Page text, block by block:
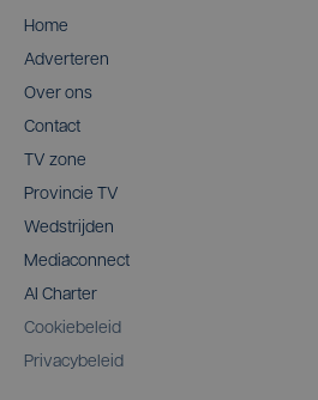
Home
Adverteren
Over ons
Contact
TV zone
Provincie TV
Wedstrijden
Mediaconnect
AI Charter
Cookiebeleid
Privacybeleid